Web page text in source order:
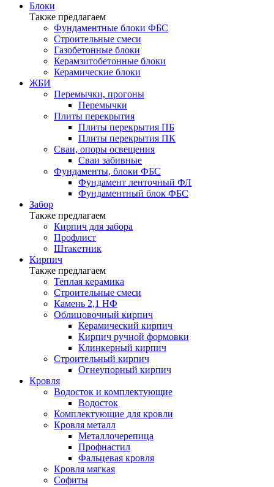
Блоки
Также предлагаем
Фундаментные блоки ФБС
Строительные смеси
Газобетонные блоки
Керамзитобетонные блоки
Керамические блоки
ЖБИ
Перемычки, прогоны
Перемычки
Плиты перекрытия
Плиты перекрытия ПБ
Плиты перекрытия ПК
Сваи, опоры освещения
Сваи забивные
Фундаменты, блоки ФБС
Фундамент ленточный ФЛ
Фундаментный блок ФБС
Забор
Также предлагаем
Кирпич для забора
Профлист
Штакетник
Кирпич
Также предлагаем
Теплая керамика
Строительные смеси
Камень 2,1 НФ
Облицовочный кирпич
Керамический кирпич
Кирпич ручной формовки
Клинкерный кирпич
Строительный кирпич
Огнеупорный кирпич
Кровля
Водосток и комплектующие
Водосток
Комплектующие для кровли
Кровля металл
Металлочерепица
Профнастил
Фальцевая кровля
Кровля мягкая
Софиты